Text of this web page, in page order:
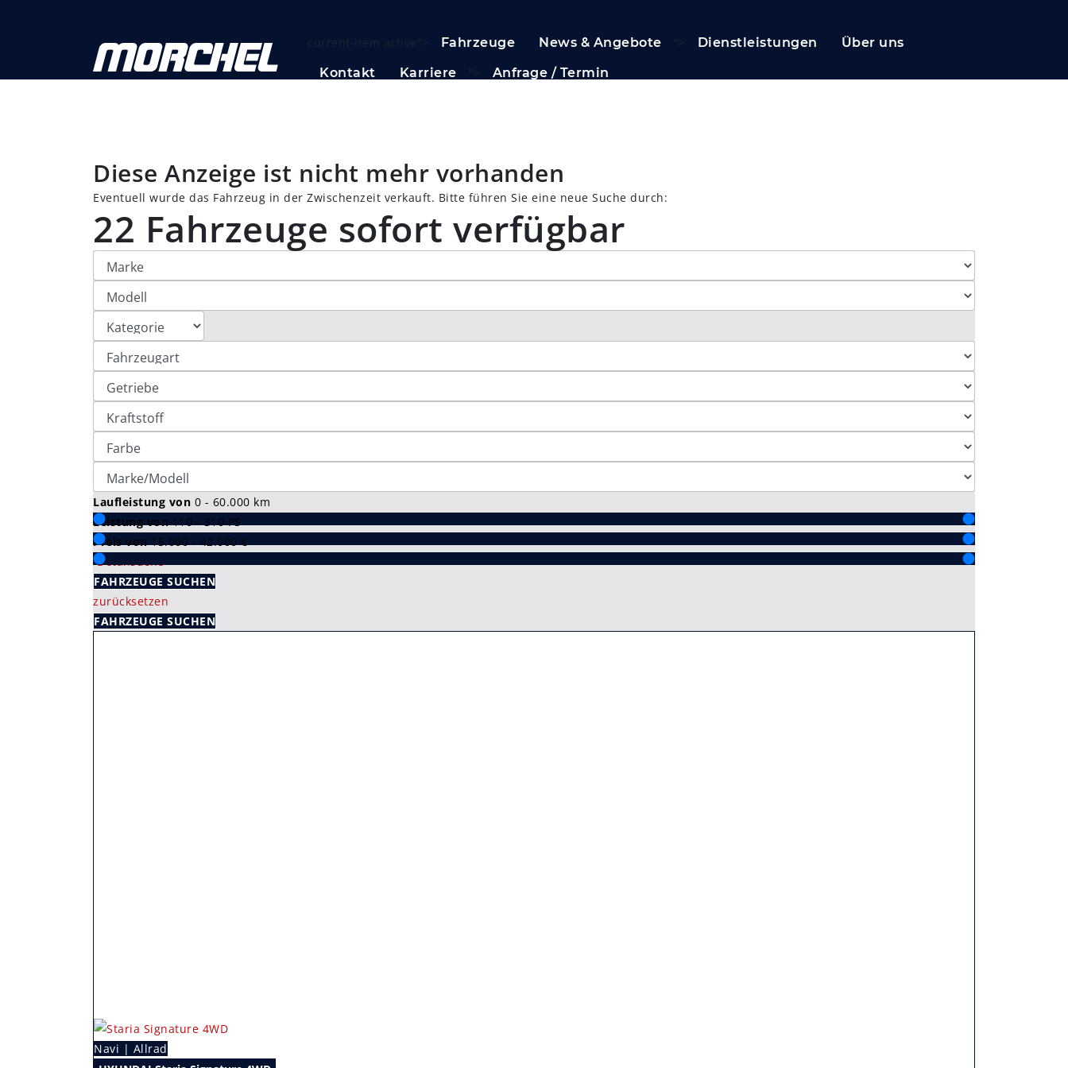
current-item active"> Fahrzeuge News & Angebote "> Dienstleistungen
Über uns
Kontakt
Karriere "> Anfrage / Termin
Diese Anzeige ist nicht mehr vorhanden
Eventuell wurde das Fahrzeug in der Zwischenzeit verkauft. Bitte führen Sie eine neue Suche durch:
22 Fahrzeuge sofort verfügbar
Laufleistung von 0 - 60.000 km
Leistung von110 - 310PS
Preis von15.000 - 42.000€
Detailsuche
FAHRZEUGE SUCHEN
zurücksetzen
FAHRZEUGE SUCHEN
Navi | Allrad